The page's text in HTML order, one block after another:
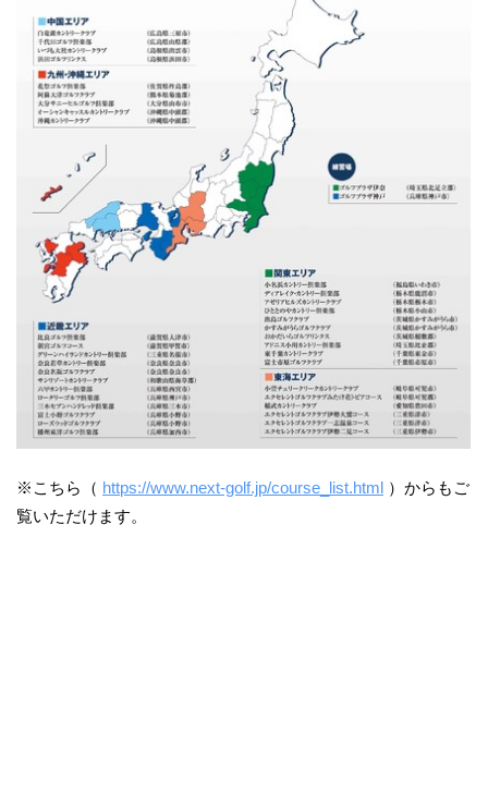
※こちら（ https://www.next-golf.jp/course_list.html ）からもご
覧いただけます。